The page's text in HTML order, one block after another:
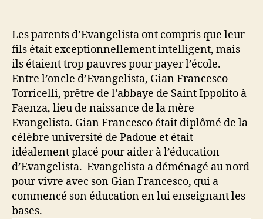
Les parents d’Evangelista ont compris que leur
fils était exceptionnellement intelligent, mais
ils étaient trop pauvres pour payer l’école.
Entre l’oncle d’Evangelista, Gian Francesco
Torricelli, prêtre de l’abbaye de Saint Ippolito à
Faenza, lieu de naissance de la mère
Evangelista. Gian Francesco était diplômé de la
célèbre université de Padoue et était
idéalement placé pour aider à l’éducation
d’Evangelista. Evangelista a déménagé au nord
pour vivre avec son Gian Francesco, qui a
commencé son éducation en lui enseignant les
bases.